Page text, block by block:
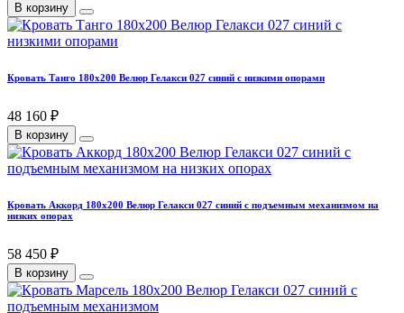
В корзину
Кровать Танго 180х200 Велюр Гелакси 027 синий с низкими опорами
48 160 ₽
В корзину
Кровать Аккорд 180х200 Велюр Гелакси 027 синий с подъемным механизмом на
низких опорах
58 450 ₽
В корзину